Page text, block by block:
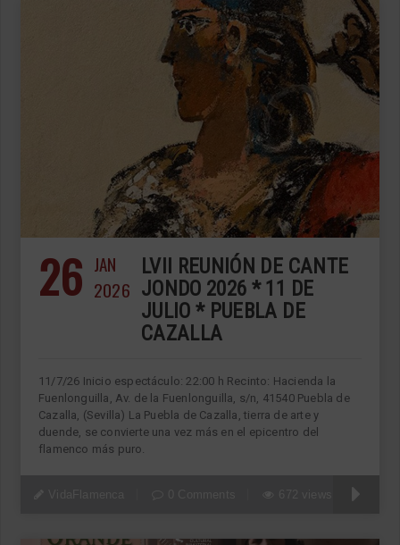
26 JAN
2026
LVII REUNIÓN DE CANTE
JONDO 2026 * 11 DE
JULIO * PUEBLA DE
CAZALLA
11/7/26 Inicio espectáculo: 22:00 h Recinto: Hacienda la
Fuenlonguilla, Av. de la Fuenlonguilla, s/n, 41540 Puebla de
Cazalla, (Sevilla) La Puebla de Cazalla, tierra de arte y
duende, se convierte una vez más en el epicentro del
flamenco más puro.